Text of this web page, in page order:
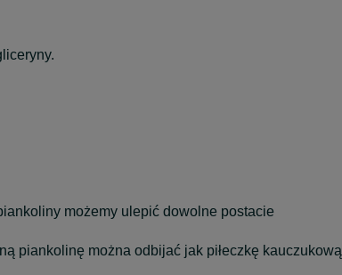
możemy ulepić dowolne postacie
piankolinę można odbijać jak piłeczkę kauczukową